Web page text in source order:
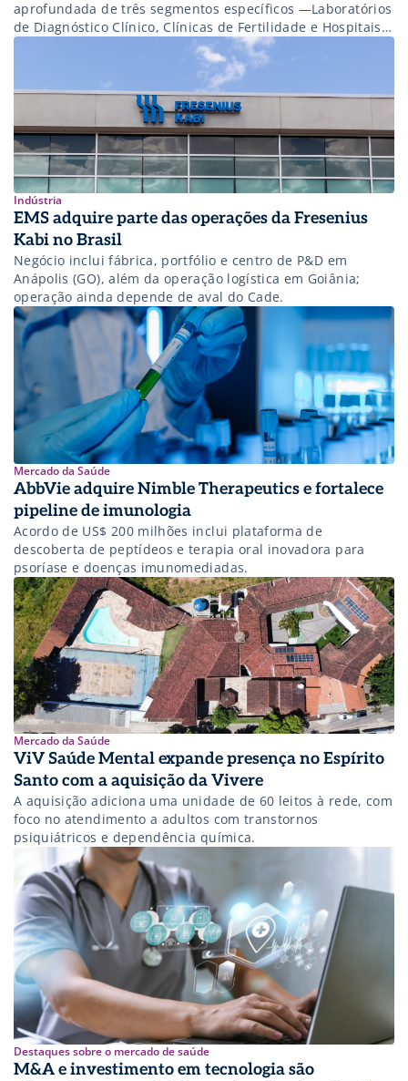
aprofundada de três segmentos específicos —Laboratórios
de Diagnóstico Clínico, Clínicas de Fertilidade e Hospitais
de Saúde Mental. Serão explorados os drivers que
conferem valor a essas empresasnaperspectiva dos
consolidadores, os perfis de empresas-alvo procurados no
mercado e as considerações estratégicas para empresários
que visam otimizar a valorização […]
Indústria
EMS adquire parte das operações da Fresenius
Kabi no Brasil
Negócio inclui fábrica, portfólio e centro de P&D em
Anápolis (GO), além da operação logística em Goiânia;
operação ainda depende de aval do Cade.
Mercado da Saúde
AbbVie adquire Nimble Therapeutics e fortalece
pipeline de imunologia
Acordo de US$ 200 milhões inclui plataforma de
descoberta de peptídeos e terapia oral inovadora para
psoríase e doenças imunomediadas.
Mercado da Saúde
ViV Saúde Mental expande presença no Espírito
Santo com a aquisição da Vivere
A aquisição adiciona uma unidade de 60 leitos à rede, com
foco no atendimento a adultos com transtornos
psiquiátricos e dependência química.
Destaques sobre o mercado de saúde
M&A e investimento em tecnologia são